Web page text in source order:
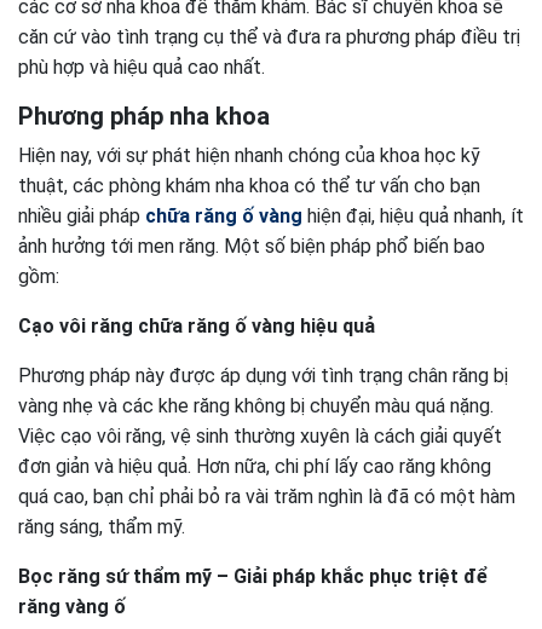
các cơ sở nha khoa để thăm khám. Bác sĩ chuyên khoa sẽ
căn cứ vào tình trạng cụ thể và đưa ra phương pháp điều trị
phù hợp và hiệu quả cao nhất.
Phương pháp nha khoa
Hiện nay, với sự phát hiện nhanh chóng của khoa học kỹ
thuật, các phòng khám nha khoa có thể tư vấn cho bạn
nhiều giải pháp chữa răng ố vàng hiện đại, hiệu quả nhanh, ít
ảnh hưởng tới men răng. Một số biện pháp phổ biến bao
gồm:
Cạo vôi răng chữa răng ố vàng hiệu quả
Phương pháp này được áp dụng với tình trạng chân răng bị
vàng nhẹ và các khe răng không bị chuyển màu quá nặng.
Việc cạo vôi răng, vệ sinh thường xuyên là cách giải quyết
đơn giản và hiệu quả. Hơn nữa, chi phí lấy cao răng không
quá cao, bạn chỉ phải bỏ ra vài trăm nghìn là đã có một hàm
răng sáng, thẩm mỹ.
Bọc răng sứ thẩm mỹ – Giải pháp khắc phục triệt để
răng vàng ố